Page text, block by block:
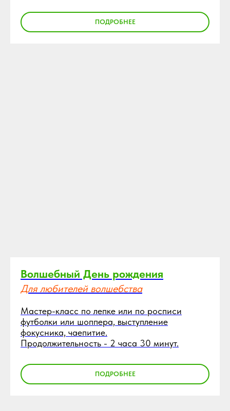
ПОДРОБНЕЕ
Волшебный День рождения
Для любителей волшебства
Мастер-класс по лепке или по росписи
футболки или шоппера, выступление
фокусника, чаепитие.
Продолжительность - 2 часа 30 минут.
ПОДРОБНЕЕ